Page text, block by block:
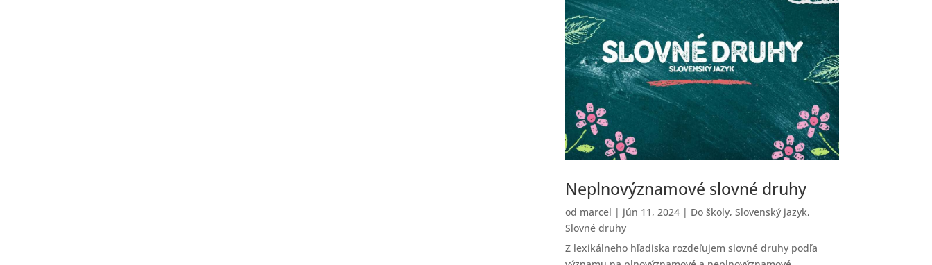
Neplnovýznamové slovné druhy
od marcel | jún 11, 2024| Do školy, Slovenský jazyk,
Slovné druhy
Z lexikálneho hľadiska rozdeľujem slovné druhy podľa